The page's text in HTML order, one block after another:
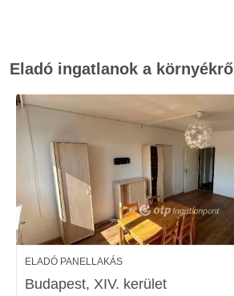
Eladó ingatlanok a környékről
ELADÓ PANELLAKÁS
Budapest, XIV. kerület